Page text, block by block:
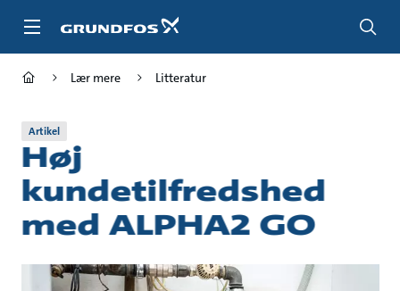
Lær mere Litteratur
Artikel
Høj
kundetilfredshed
med ALPHA2 GO